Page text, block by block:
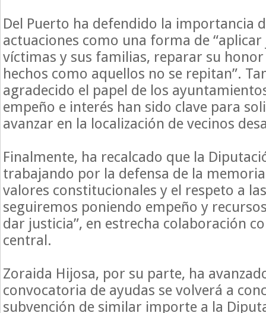
Del Puerto ha defendido la importancia
actuaciones como una forma de
víctimas y sus familias, reparar su
hechos como aquellos no se repitan”.
agradecido el papel de los
empeño e interés han sido clave para
avanzar en la localización de vecinos
Finalmente, ha recalcado que la
trabajando por la defensa de la
valores constitucionales y el respeto a
seguiremos poniendo empeño y
dar justicia”, en estrecha colaboración
central.
Zoraida Hijosa, por su parte, ha
convocatoria de ayudas se volverá a
subvención de similar importe a la